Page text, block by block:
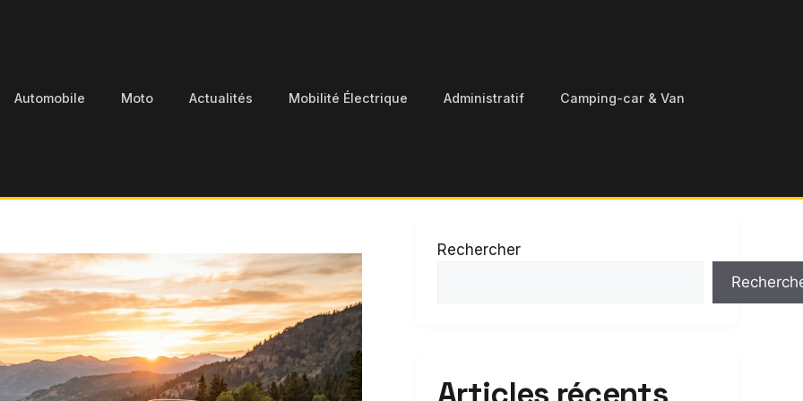
Automobile Moto Actualités Mobilité Électrique Administratif Camping-car & Van
Rechercher